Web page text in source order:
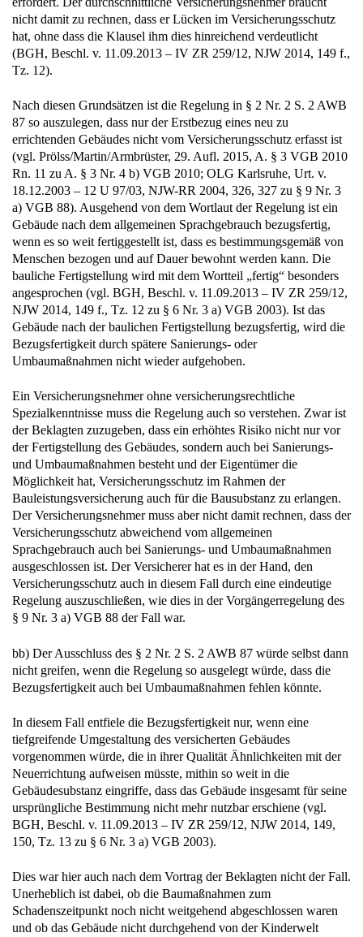
nicht damit zu rechnen, dass er Lücken im Versicherungsschutz
hat, ohne dass die Klausel ihm dies hinreichend verdeutlicht
(BGH, Beschl. v. 11.09.2013 – IV ZR 259/12, NJW 2014, 149 f.,
Tz. 12).
Nach diesen Grundsätzen ist die Regelung in § 2 Nr. 2 S. 2 AWB
87 so auszulegen, dass nur der Erstbezug eines neu zu
errichtenden Gebäudes nicht vom Versicherungsschutz erfasst ist
(vgl. Prölss/Martin/Armbrüster, 29. Aufl. 2015, A. § 3 VGB 2010
Rn. 11 zu A. § 3 Nr. 4 b) VGB 2010; OLG Karlsruhe, Urt. v.
18.12.2003 – 12 U 97/03, NJW-RR 2004, 326, 327 zu § 9 Nr. 3
a) VGB 88). Ausgehend von dem Wortlaut der Regelung ist ein
Gebäude nach dem allgemeinen Sprachgebrauch bezugsfertig,
wenn es so weit fertiggestellt ist, dass es bestimmungsgemäß von
Menschen bezogen und auf Dauer bewohnt werden kann. Die
bauliche Fertigstellung wird mit dem Wortteil „fertig“ besonders
angesprochen (vgl. BGH, Beschl. v. 11.09.2013 – IV ZR 259/12,
NJW 2014, 149 f., Tz. 12 zu § 6 Nr. 3 a) VGB 2003). Ist das
Gebäude nach der baulichen Fertigstellung bezugsfertig, wird die
Bezugsfertigkeit durch spätere Sanierungs- oder
Umbaumaßnahmen nicht wieder aufgehoben.
Ein Versicherungsnehmer ohne versicherungsrechtliche
Spezialkenntnisse muss die Regelung auch so verstehen. Zwar ist
der Beklagten zuzugeben, dass ein erhöhtes Risiko nicht nur vor
der Fertigstellung des Gebäudes, sondern auch bei Sanierungs-
und Umbaumaßnahmen besteht und der Eigentümer die
Möglichkeit hat, Versicherungsschutz im Rahmen der
Bauleistungsversicherung auch für die Bausubstanz zu erlangen.
Der Versicherungsnehmer muss aber nicht damit rechnen, dass der
Versicherungsschutz abweichend vom allgemeinen
Sprachgebrauch auch bei Sanierungs- und Umbaumaßnahmen
ausgeschlossen ist. Der Versicherer hat es in der Hand, den
Versicherungsschutz auch in diesem Fall durch eine eindeutige
Regelung auszuschließen, wie dies in der Vorgängerregelung des
§ 9 Nr. 3 a) VGB 88 der Fall war.
bb) Der Ausschluss des § 2 Nr. 2 S. 2 AWB 87 würde selbst dann
nicht greifen, wenn die Regelung so ausgelegt würde, dass die
Bezugsfertigkeit auch bei Umbaumaßnahmen fehlen könnte.
In diesem Fall entfiele die Bezugsfertigkeit nur, wenn eine
tiefgreifende Umgestaltung des versicherten Gebäudes
vorgenommen würde, die in ihrer Qualität Ähnlichkeiten mit der
Neuerrichtung aufweisen müsste, mithin so weit in die
Gebäudesubstanz eingriffe, dass das Gebäude insgesamt für seine
ursprüngliche Bestimmung nicht mehr nutzbar erschiene (vgl.
BGH, Beschl. v. 11.09.2013 – IV ZR 259/12, NJW 2014, 149,
150, Tz. 13 zu § 6 Nr. 3 a) VGB 2003).
Dies war hier auch nach dem Vortrag der Beklagten nicht der Fall.
Unerheblich ist dabei, ob die Baumaßnahmen zum
Schadenszeitpunkt noch nicht weitgehend abgeschlossen waren
und ob das Gebäude nicht durchgehend von der Kinderwelt